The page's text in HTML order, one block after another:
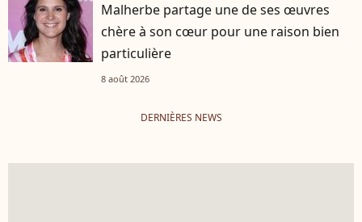
Malherbe partage une de ses œuvres
chère à son cœur pour une raison bien
particulière
8 août 2026
DERNIÈRES NEWS